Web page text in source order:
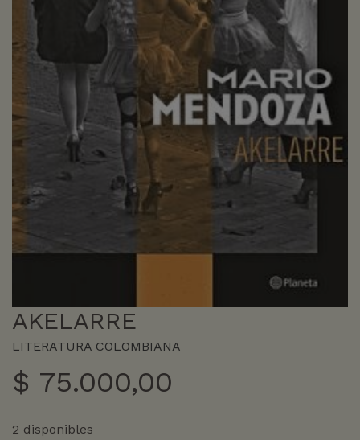
AKELARRE
LITERATURA COLOMBIANA
$ 75.000,00
2 disponibles